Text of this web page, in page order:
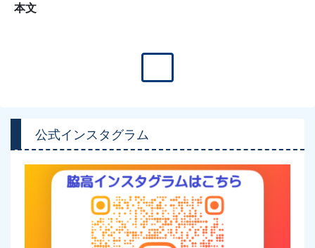
公式インスタグラム
本文